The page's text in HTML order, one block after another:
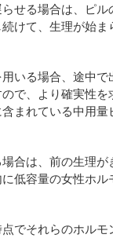
せる場合は、ピル
けて、生理が始ま
いる場合、途中で
で、より確実性
まれている中用量
合は、前の生理
低容量の女性ホル
でそれらのホルモ